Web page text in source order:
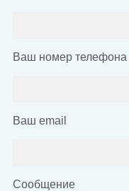
Ваш номер телефона
Ваш email
Сообщение